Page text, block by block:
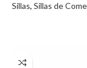
Sillas,Sillas de